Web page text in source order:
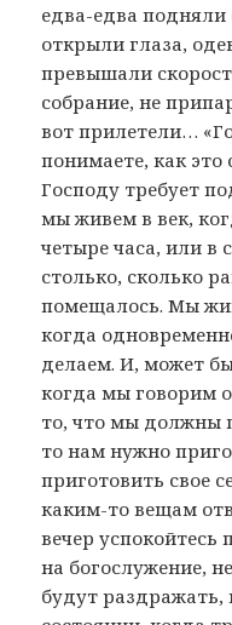
едва-едва подняли
открыли глаза,
превышали
собрание, не
вот прилетели…
понимаете, как это
Господу требует
мы живем в век,
четыре часа, или в
столько, сколько
помещалось. Мы
когда
делаем. И, может
когда мы говорим
то, что мы должны
то нам нужно
приготовить свое
каким-то вещам
вечер успокойтесь
на богослужение,
будут раздражать,